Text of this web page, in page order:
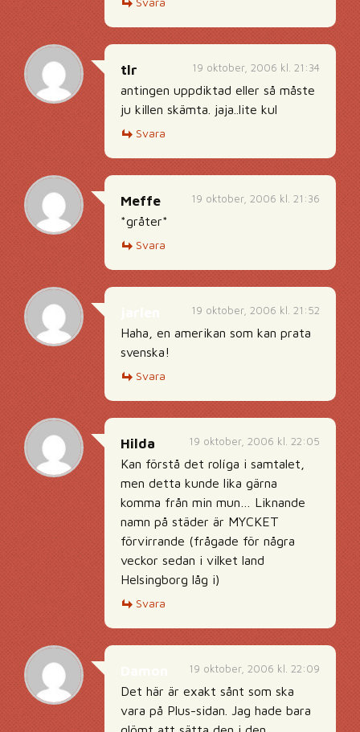
19 oktober, 2006 kl. 21:34
tlr
antingen uppdiktad eller så måste
ju killen skämta. jaja..lite kul
Svara
19 oktober, 2006 kl. 21:36
Meffe
*gråter*
Svara
19 oktober, 2006 kl. 21:52
Haha, en amerikan som kan prata
svenska!
Svara
19 oktober, 2006 kl. 22:05
Hilda
Kan förstå det rolíga i samtalet,
men detta kunde lika gärna
komma från min mun… Liknande
namn på städer är MYCKET
förvirrande (frågade för några
veckor sedan i vilket land
Helsingborg låg i)
Svara
19 oktober, 2006 kl. 22:09
Det här är exakt sånt som ska
vara på Plus-sidan. Jag hade bara